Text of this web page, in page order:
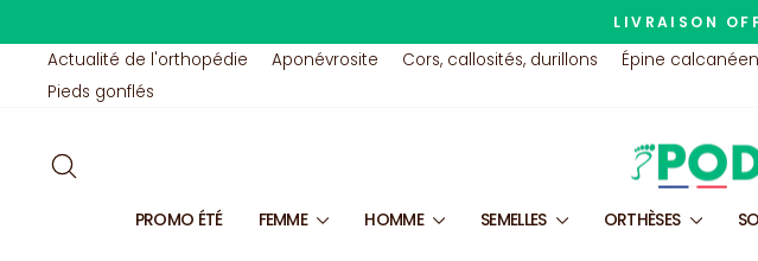
contenuActualité de l'orthopédie
Aponévrosite Cors, callosités, durillons Épine
Pieds gonflés
PROMO ÉTÉ FEMME HOMME SEMELLES ORTHÈSES